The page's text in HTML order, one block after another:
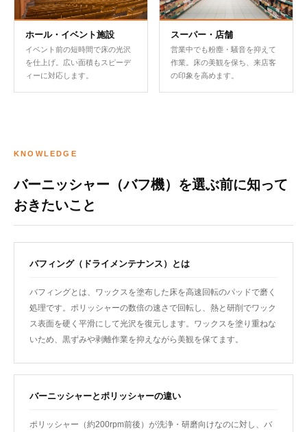
ホール・イベント施設
イベント前の短時間で床の光沢
を仕上げ。広い面積もスピーデ
ィーに対応します。
スーパー・店舗
営業中でも粉塵・騒音を抑えて
作業。床の美観を保ち、来店客
の印象を高めます。
KNOWLEDGE
バーニッシャー（バフ機）を選ぶ前に知って
おきたいこと
バフィング（ドライメンテナンス）とは
バフィングとは、ワックスを塗布した床を高速回転のパッドで磨く
処理です。ポリッシャーの数倍の速さで回転し、熱と研削でワック
ス表面を硬く平滑にして光沢を復元します。ワックスを塗り重ねな
いため、黒ずみや剥離作業を抑えながら美観を保てます。
バーニッシャーとポリッシャーの違い
ポリッシャー（約200rpm前後）が洗浄・研磨向けなのに対し、バ